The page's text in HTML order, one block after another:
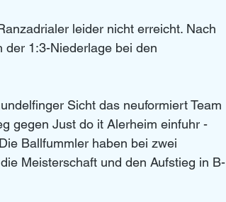
leider nicht erreicht. Nach
der 1:3-Niederlage bei den
Sicht das neuformiert Team
gegen Just do it Alerheim einfuhr -
Ballfummler haben bei zwei
Meisterschaft und den Aufstieg in B-